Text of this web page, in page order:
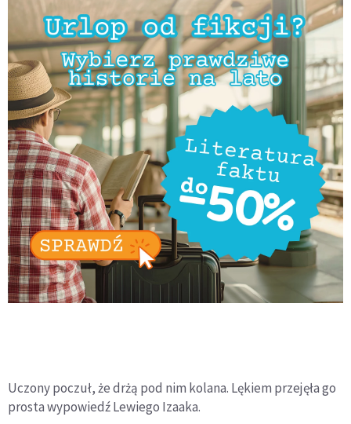
Uczony poczuł, że drżą pod nim kolana. Lękiem przejęła go
prosta wypowiedź Lewiego Izaaka.